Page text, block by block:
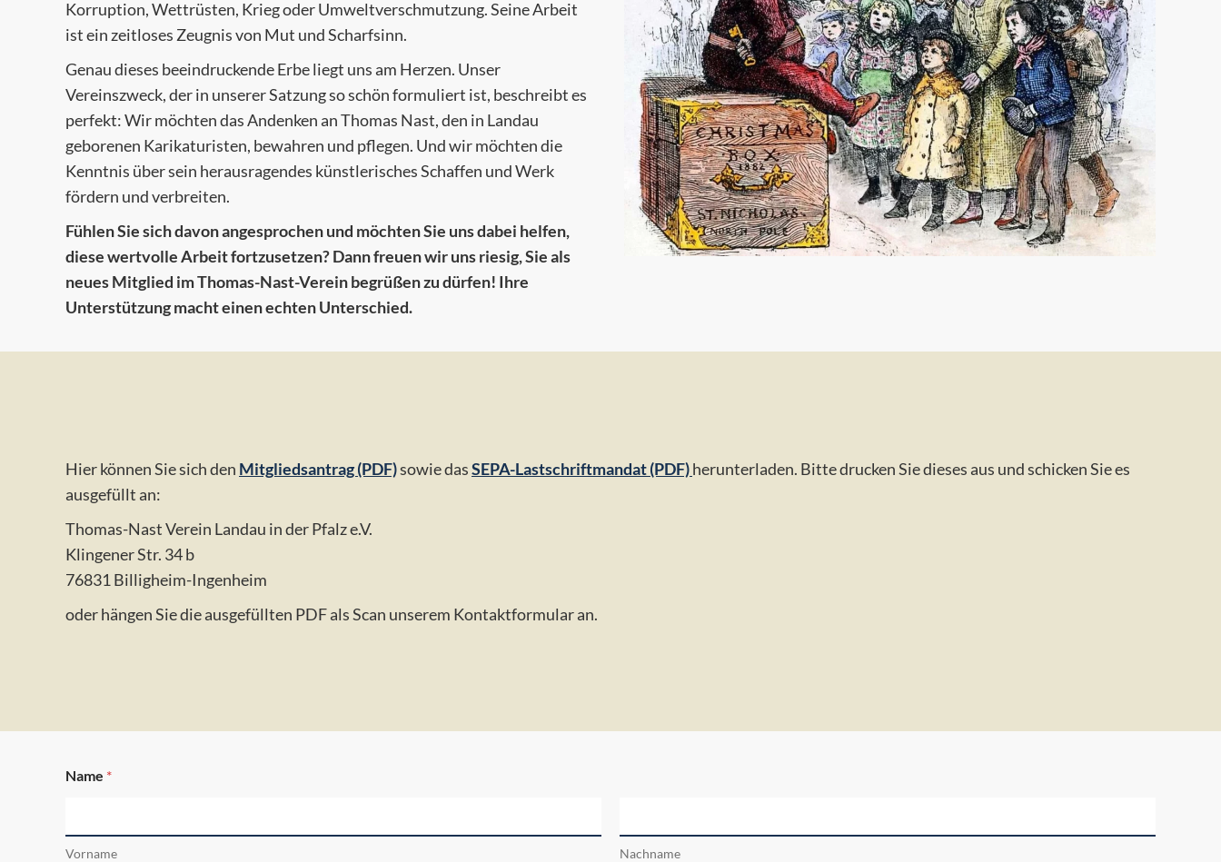
Korruption, Wettrüsten, Krieg oder Umweltverschmutzung. Seine Arbeit
ist ein zeitloses Zeugnis von Mut und Scharfsinn.
Genau dieses beeindruckende Erbe liegt uns am Herzen. Unser
Vereinszweck, der in unserer Satzung so schön formuliert ist, beschreibt es
perfekt: Wir möchten das Andenken an Thomas Nast, den in Landau
geborenen Karikaturisten, bewahren und pflegen. Und wir möchten die
Kenntnis über sein herausragendes künstlerisches Schaffen und Werk
fördern und verbreiten.
Fühlen Sie sich davon angesprochen und möchten Sie uns dabei helfen,
diese wertvolle Arbeit fortzusetzen? Dann freuen wir uns riesig, Sie als
neues Mitglied im Thomas-Nast-Verein begrüßen zu dürfen! Ihre
Unterstützung macht einen echten Unterschied.
Hier können Sie sich den Mitgliedsantrag (PDF)sowie dasSEPA-Lastschriftmandat (PDF)herunterladen. Bitte drucken Sie dieses aus und schicken Sie es
ausgefüllt an:
Thomas-Nast Verein Landau in der Pfalz e.V.
Klingener Str. 34 b
76831 Billigheim-Ingenheim
oder hängen Sie die ausgefüllten PDF als Scan unserem Kontaktformular an.
Name *
Vorname Nachname